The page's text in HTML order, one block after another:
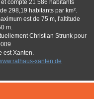
compte 21 586 habitants
298,19 habitants par km².
est de 75 m, l'altitude
m.
Christian Strunk pour
est Xanten.
xanten.de